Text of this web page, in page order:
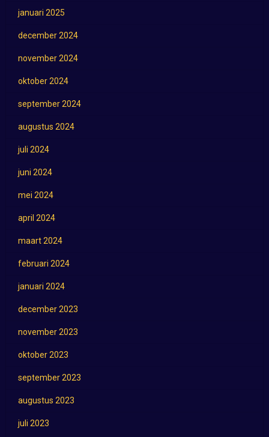
januari 2025
december 2024
november 2024
oktober 2024
september 2024
augustus 2024
juli 2024
juni 2024
mei 2024
april 2024
maart 2024
februari 2024
januari 2024
december 2023
november 2023
oktober 2023
september 2023
augustus 2023
juli 2023